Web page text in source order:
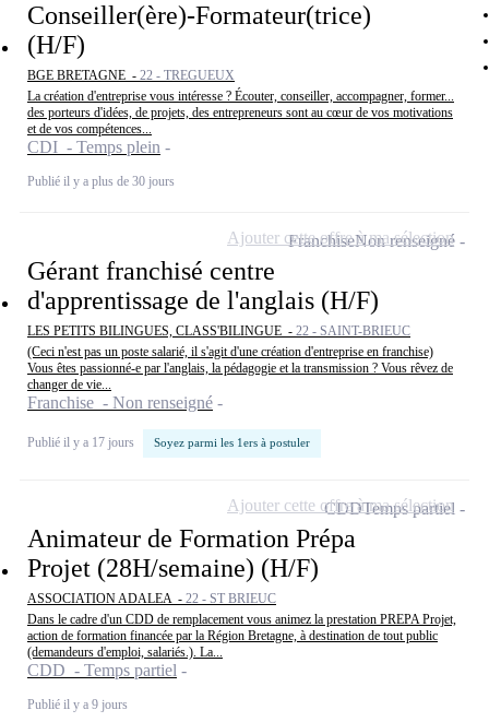
Conseiller(ère)-Formateur(trice)
(H/F)
BGE BRETAGNE - 22 - TREGUEUX
La création d'entreprise vous intéresse ? Écouter, conseiller, accompagner, former...
des porteurs d'idées, de projets, des entrepreneurs sont au cœur de vos motivations
et de vos compétences...
CDI - Temps plein
Publié il y a plus de 30 jours
Gérant franchisé centre
d'apprentissage de l'anglais (H/F)
LES PETITS BILINGUES, CLASS'BILINGUE - 22 - SAINT-BRIEUC
(Ceci n'est pas un poste salarié, il s'agit d'une création d'entreprise en franchise)
Vous êtes passionné-e par l'anglais, la pédagogie et la transmission ? Vous rêvez de
changer de vie...
Franchise - Non renseigné
Publié il y a 17 jours Soyez parmi les 1ers à postuler
FranchiseNon renseigné
Ajouter cette offre à ma sélection
Animateur de Formation Prépa
Projet (28H/semaine) (H/F)
ASSOCIATION ADALEA - 22 - ST BRIEUC
Dans le cadre d'un CDD de remplacement vous animez la prestation PREPA Projet,
action de formation financée par la Région Bretagne, à destination de tout public
(demandeurs d'emploi, salariés.). La...
CDD - Temps partiel
Publié il y a 9 jours
CDDTemps partiel
Ajouter cette offre à ma sélection